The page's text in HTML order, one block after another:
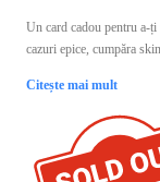
Un card cadou pentru a-
cazuri epice, cumpăra
Citește mai mult